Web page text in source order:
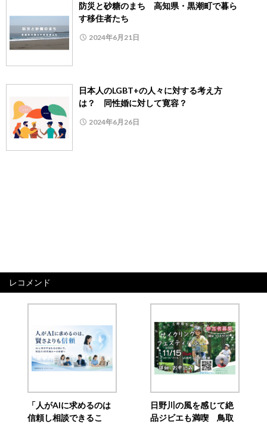
防災と砂糖のまち 高知県・黒潮町で暮ら
す移住者たち
2024年6月21日
日本人のLGBT+の人々に対する考え方
は？ 同性婚に対して寛容？
2024年6月26日
レコメンド
「人がAIに求めるのは
信頼し相談できるこ
日野川の風を感じて絶
品ジビエも満喫 鳥取